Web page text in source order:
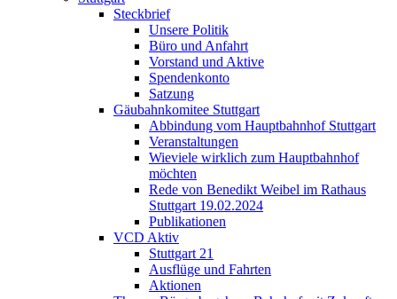
Steckbrief
Unsere Politik
Büro und Anfahrt
Vorstand und Aktive
Spendenkonto
Satzung
Gäubahnkomitee Stuttgart
Abbindung vom Hauptbahnhof Stuttgart
Veranstaltungen
Wieviele wirklich zum Hauptbahnhof
möchten
Rede von Benedikt Weibel im Rathaus
Stuttgart 19.02.2024
Publikationen
VCD Aktiv
Stuttgart 21
Ausflüge und Fahrten
Aktionen